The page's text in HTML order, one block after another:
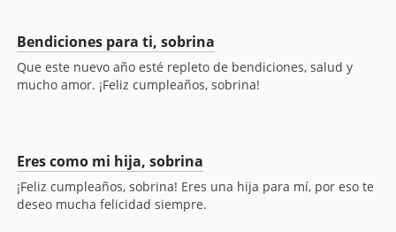
Bendiciones para ti, sobrina
Que este nuevo año esté repleto de bendiciones, salud y
mucho amor. ¡Feliz cumpleaños, sobrina!
Eres como mi hija, sobrina
¡Feliz cumpleaños, sobrina! Eres una hija para mí, por eso te
deseo mucha felicidad siempre.